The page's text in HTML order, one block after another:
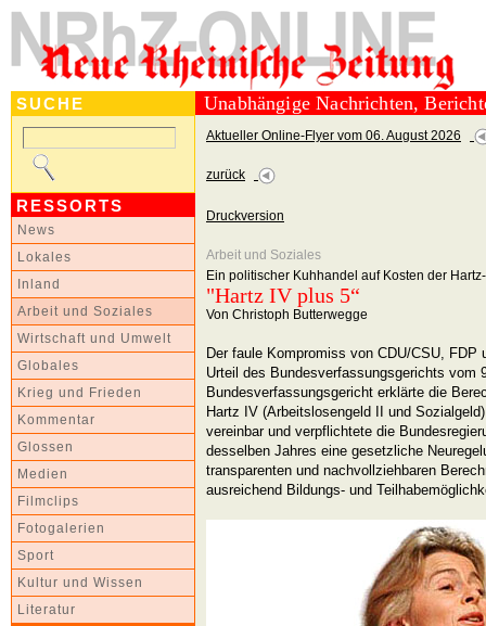
SUCHE
RESSORTS
News
Lokales
Inland
Arbeit und Soziales
Wirtschaft und Umwelt
Globales
Krieg und Frieden
Kommentar
Glossen
Medien
Filmclips
Fotogalerien
Sport
Kultur und Wissen
Literatur
Unabhängige Nachrichten,
Aktueller Online-Flyer vom 06. August 2026
zurück
Druckversion
Arbeit und Soziales
Ein politischer Kuhhandel auf Kosten der
"Hartz IV plus 5“
Von Christoph Butterwegge
Der faule Kompromiss von CDU/CSU, FDP
Urteil des Bundesverfassungsgerichts vom
Bundesverfassungsgericht erklärte die
Hartz IV (Arbeitslosengeld II und
vereinbar und verpflichtete die
desselben Jahres eine gesetzliche
transparenten und nachvollziehbaren
ausreichend Bildungs- und